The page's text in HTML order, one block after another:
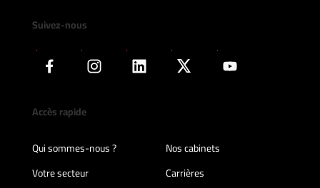
Suivez-nous
Accès rapide
Qui sommes-nous ?
Nos cabinets
Votre secteur
Carrières